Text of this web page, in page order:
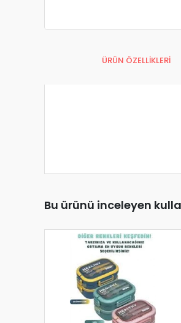
ÜRÜN ÖZELLİKLERİ
Bu ürünü inceleyen